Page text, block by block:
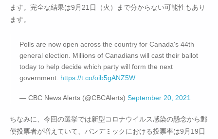
ます。完全な結果は9月21日（火）まで分からない可能性もあり
ます。
Polls are now open across the country for Canada's 44th
general election. Millions of Canadians will cast their ballot
today to help decide which party will form the next
government. https://t.co/oib5gANZ5W
— CBC News Alerts (@CBCAlerts) September 20, 2021
ちなみに、今回の選挙では新型コロナウイルス感染の懸念から郵
便投票者が増えていて、パンデミックにおける投票率は9月19日